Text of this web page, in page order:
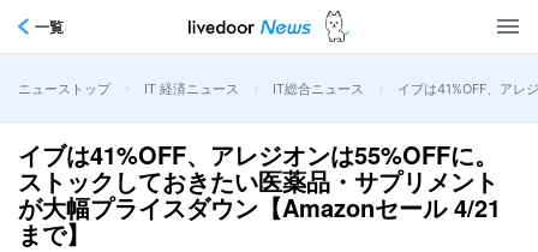
一覧
ニューストップ > IT 経済ニュース > IT総合ニュース > イブは41%OFF、アレ
イブは41%OFF、アレジオンは55%OFFに。
ストックしておきたい医薬品・サプリメント
が大幅プライスダウン【Amazonセール 4/21
まで】